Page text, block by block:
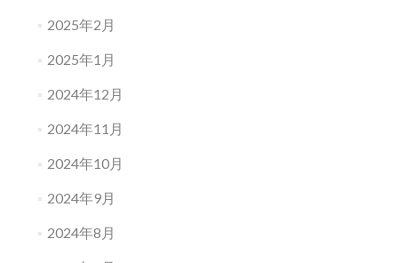
2025年2月
2025年1月
2024年12月
2024年11月
2024年10月
2024年9月
2024年8月